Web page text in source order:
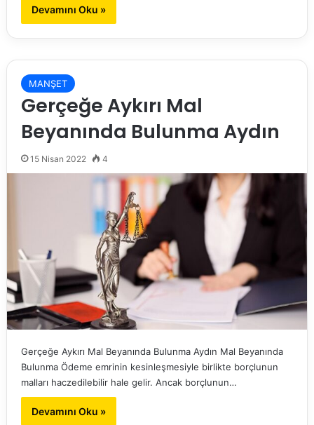
Devamını Oku »
MANŞET
Gerçeğe Aykırı Mal
Beyanında Bulunma Aydın
15 Nisan 2022 4
Gerçeğe Aykırı Mal Beyanında Bulunma Aydın Mal Beyanında
Bulunma Ödeme emrinin kesinleşmesiyle birlikte borçlunun
malları haczedilebilir hale gelir. Ancak borçlunun…
Devamını Oku »